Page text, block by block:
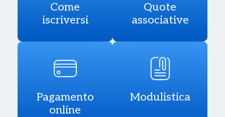
Come
iscriversi
Quote
associative
Pagamento
online
Modulistica